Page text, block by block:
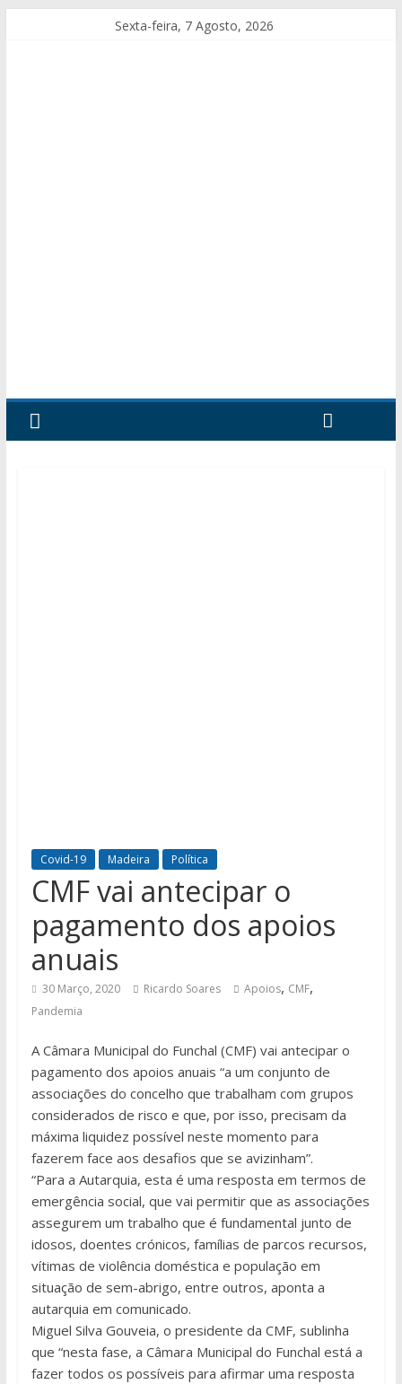
Sexta-feira, 7 Agosto, 2026
Covid-19 Madeira Política
CMF vai antecipar o
pagamento dos apoios
anuais
30 Março, 2020 Ricardo Soares Apoios, CMF,
Pandemia
A Câmara Municipal do Funchal (CMF) vai antecipar o
pagamento dos apoios anuais “a um conjunto de
associações do concelho que trabalham com grupos
considerados de risco e que, por isso, precisam da
máxima liquidez possível neste momento para
fazerem face aos desafios que se avizinham”.
“Para a Autarquia, esta é uma resposta em termos de
emergência social, que vai permitir que as associações
assegurem um trabalho que é fundamental junto de
idosos, doentes crónicos, famílias de parcos recursos,
vítimas de violência doméstica e população em
situação de sem-abrigo, entre outros, aponta a
autarquia em comunicado.
Miguel Silva Gouveia, o presidente da CMF, sublinha
que “nesta fase, a Câmara Municipal do Funchal está a
fazer todos os possíveis para afirmar uma resposta